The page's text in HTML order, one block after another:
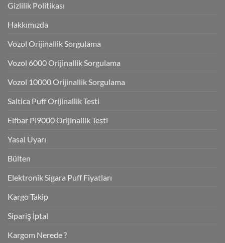
Gizlilik Politikası
Hakkımızda
Vozol Orijinallik Sorgulama
Vozol 6000 Orijinallik Sorgulama
Vozol 10000 Orijinallik Sorgulama
Saltica Puff Orijinallik Testi
Elfbar Pi9000 Orijinallik Testi
Yasal Uyarı
Bülten
Elektronik Sigara Puff Fiyatları
Kargo Takip
Sipariş İptal
Kargom Nerede ?